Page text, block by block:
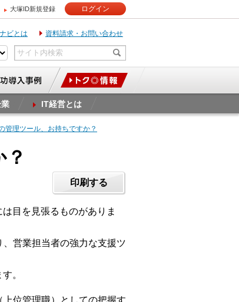
大塚ID新規登録 ログイン
ビとは 資料請求・お問い合わせ
IT経営とは
管理ツール、お持ちですか？
印刷する
目を見張るものがありま
営業担当者の強力な支援ツ
。
位管理職）としての把握す